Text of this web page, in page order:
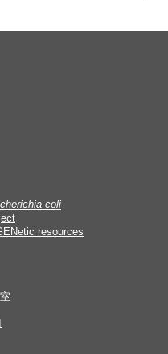
coli
resources